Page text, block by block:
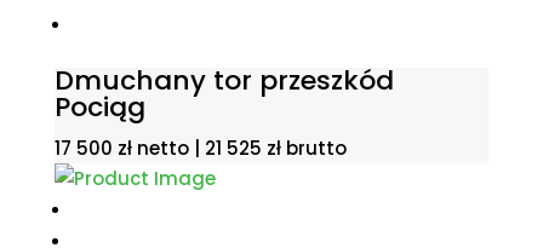
Dmuchany tor przeszkód
Pociąg
17 500 zł netto | 21 525 złbrutto